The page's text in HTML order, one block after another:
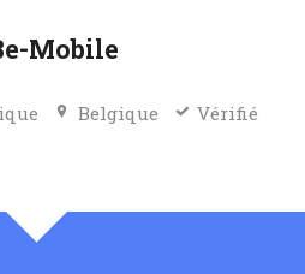
Mobile
Belgique Vérifié